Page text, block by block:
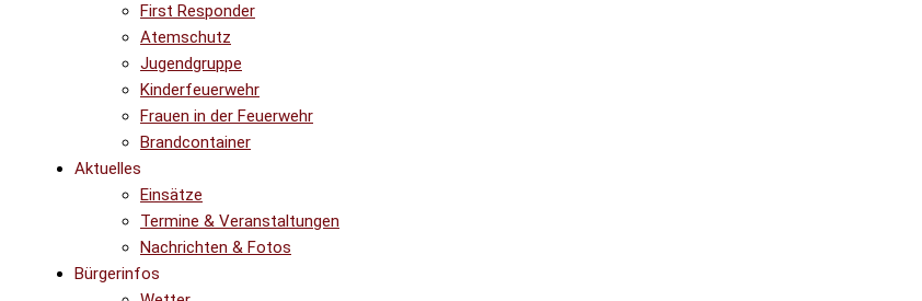
First Responder
Atemschutz
Jugendgruppe
Kinderfeuerwehr
Frauen in der Feuerwehr
Brandcontainer
Aktuelles
Einsätze
Termine & Veranstaltungen
Nachrichten & Fotos
Bürgerinfos